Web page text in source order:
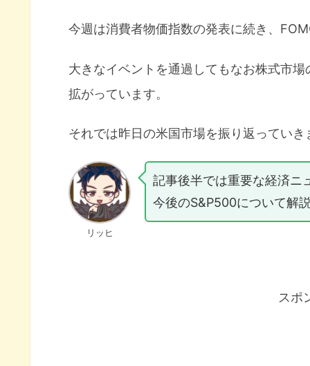
今週は消費者物価指数の発表に続き、
大きなイベントを通過してもなお株式市
拡がっています。
それでは昨日の米国市場を振り返っていき
リッヒ
記事後半では重要な経済ニ
今後のS&P500について解
スポ